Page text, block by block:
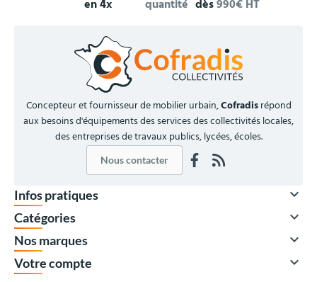
en 4x quantité dès990€ HT
Concepteur et fournisseur de mobilier urbain,Cofradisrépond
aux besoins d'équipements des services des collectivités locales,
des entreprises de travaux publics, lycées, écoles.
Nous contacter
Infos pratiques 
Catégories 
Nos marques 
Votre compte 